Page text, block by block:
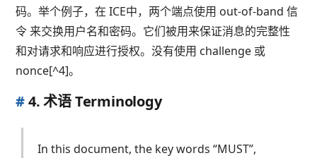
码。举个例子，在 ICE中，两个端点使用 out-of-band 信
令 来交换用户名和密码。它们被用来保证消息的完整性
和对请求和响应进行授权。没有使用 challenge 或
nonce[^4]。
#4. 术语 Terminology
In this document, the key words “MUST”,